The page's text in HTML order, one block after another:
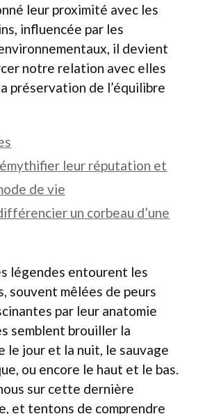
leur proximité avec les
influencée par les
il devient
notre relation avec elles
préservation de l’équilibre
leur réputation et
de vie
un corbeau d’une
légendes entourent les
souvent mêlées de peurs
par leur anatomie
semblent brouiller la
jour et la nuit, le sauvage
ou encore le haut et le bas.
sur cette dernière
et tentons de comprendre